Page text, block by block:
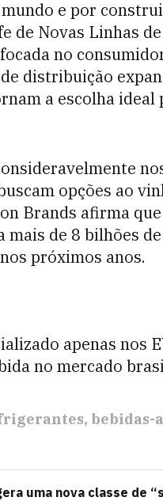
e por
de Novas Linhas
no
distribuição
a escolha ideal
opções ao
Brands afirma
de 8 bilhões
próximos anos.
apenas nos
no mercado
bebidas-
uma nova classe de